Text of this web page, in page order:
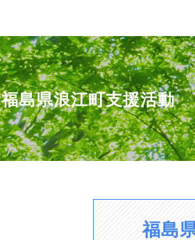
福島県浪江町支援活動
福島